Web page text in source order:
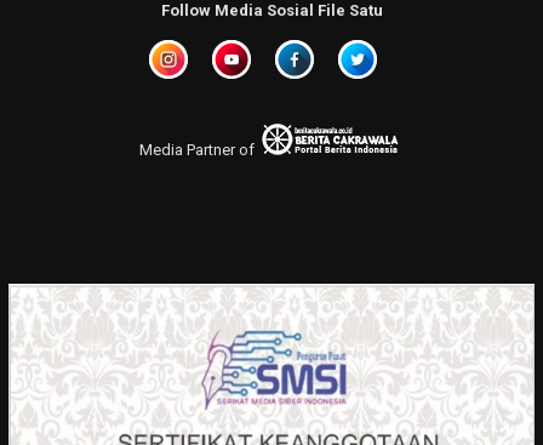
Follow Media Sosial File Satu
Media Partner of